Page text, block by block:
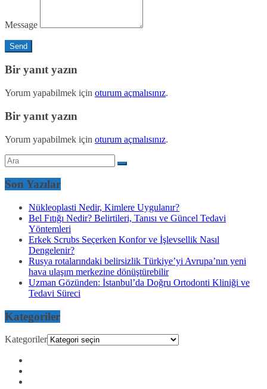
Message
Bir yanıt yazın
Yorum yapabilmek için oturum açmalısınız.
Bir yanıt yazın
Yorum yapabilmek için oturum açmalısınız.
Son Yazılar
Nükleoplasti Nedir, Kimlere Uygulanır?
Bel Fıtığı Nedir? Belirtileri, Tanısı ve Güncel Tedavi
Yöntemleri
Erkek Scrubs Seçerken Konfor ve İşlevsellik Nasıl
Dengelenir?
Rusya rotalarındaki belirsizlik Türkiye’yi Avrupa’nın yeni
hava ulaşım merkezine dönüştürebilir
Uzman Gözünden: İstanbul’da Doğru Ortodonti Kliniği ve
Tedavi Süreci
Kategoriler
Kategoriler